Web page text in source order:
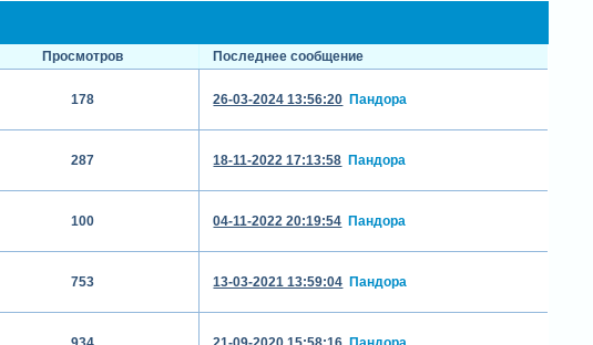
Просмотров
Последнее сообщение
178 26-03-2024 13:56:20 Пандора
287 18-11-2022 17:13:58 Пандора
100 04-11-2022 20:19:54 Пандора
753 13-03-2021 13:59:04 Пандора